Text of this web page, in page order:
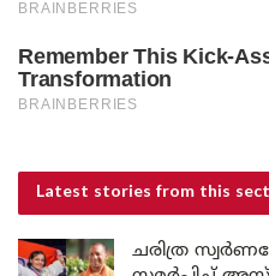
Latest stories from this
ചരിത്ര